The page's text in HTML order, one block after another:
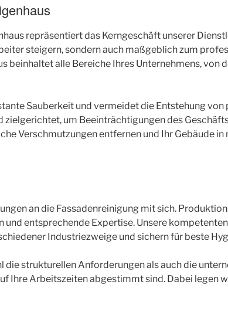
repräsentiert das Kerngeschäft unserer
steigern, sondern auch maßgeblich zum
beinhaltet alle Bereiche Ihres Unternehmens, von
Sauberkeit und vermeidet die Entstehung
um Beeinträchtigungen des
Verschmutzungen entfernen und Ihr Gebäude in
an die Fassadenreinigung mit sich.
entsprechende Expertise. Unsere
Industriezweige und sichern für beste
strukturellen Anforderungen als auch die
Ihre Arbeitszeiten abgestimmt sind. Dabei legen